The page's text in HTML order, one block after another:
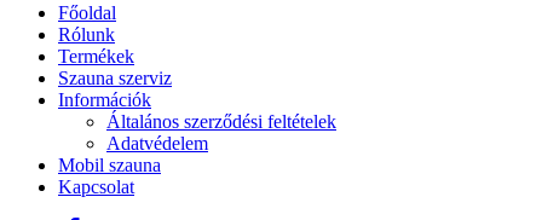
Főoldal
Rólunk
Termékek
Szauna szerviz
Információk
Általános szerződési feltételek
Adatvédelem
Mobil szauna
Kapcsolat